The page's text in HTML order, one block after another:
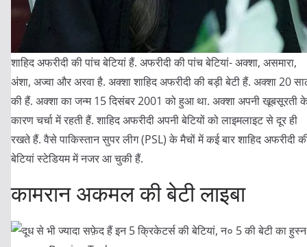
शाहिद अफरीदी की पांच बेटियां हैं. अफरीदी की पांच बेटियां- अक्शा, असमारा,
अंशा, अज्‍वा और अरवा है. अक्शा शाहिद अफरीदी की बड़ी बेटी हैं. अक्शा 20
की हैं. अक्शा का जन्‍म 15 दिसंबर 2001 को हुआ था. अक्शा अपनी खूबसूरती
कारण चर्चा में रहती हैं. शाहिद अफरीदी अपनी बेटियों को लाइमलाइट से दूर ही
रखते हैं. वैसे पाकिस्तान सुपर लीग (PSL) के मैचों में कई बार शाहिद अफरीदी
बेटियां स्टेडियम में नजर आ चुकी हैं.
कामरान अकमल की बेटी लाइबा